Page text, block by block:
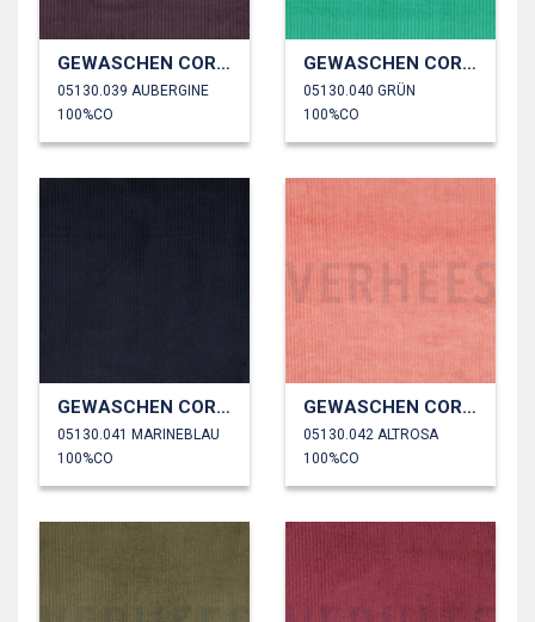
GEWASCHEN CORD 4.5W
05130.039 AUBERGINE
100%CO
GEWASCHEN CORD 4.5W
05130.040 GRÜN
100%CO
GEWASCHEN CORD 4.5W
05130.041 MARINEBLAU
100%CO
GEWASCHEN CORD 4.5W
05130.042 ALTROSA
100%CO